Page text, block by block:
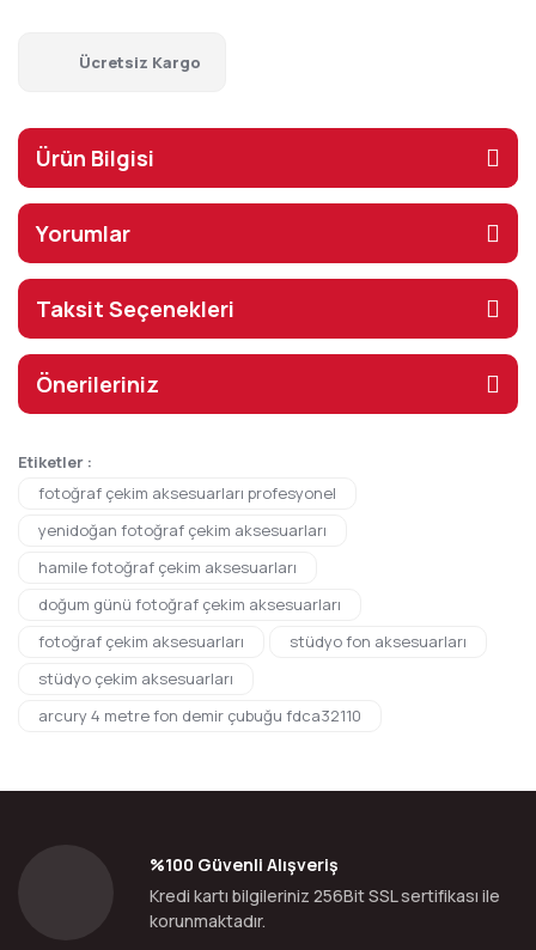
Ücretsiz Kargo
Ürün Bilgisi
Yorumlar
Taksit Seçenekleri
Önerileriniz
Etiketler :
fotoğraf çekim aksesuarları profesyonel
yenidoğan fotoğraf çekim aksesuarları
hamile fotoğraf çekim aksesuarları
doğum günü fotoğraf çekim aksesuarları
fotoğraf çekim aksesuarları
stüdyo fon aksesuarları
stüdyo çekim aksesuarları
arcury 4 metre fon demir çubuğu fdca32110
%100 Güvenli Alışveriş
Kredi kartı bilgileriniz 256Bit SSL sertifikası ile
korunmaktadır.